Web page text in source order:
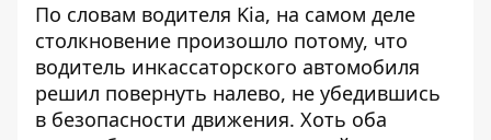
По словам водителя Kia, на самом деле
столкновение произошло потому, что
водитель инкассаторского автомобиля
решил повернуть налево, не убедившись
в безопасности движения. Хоть оба